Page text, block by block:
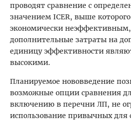
проводят сравнение с
значением ICER, выше
экономически неэффективным,
дополнительные затраты на
единицу эффективности
высокими.
Планируемое нововведение
возможные опции сравнения
включению в перечни ЛП, не
использование привычных для